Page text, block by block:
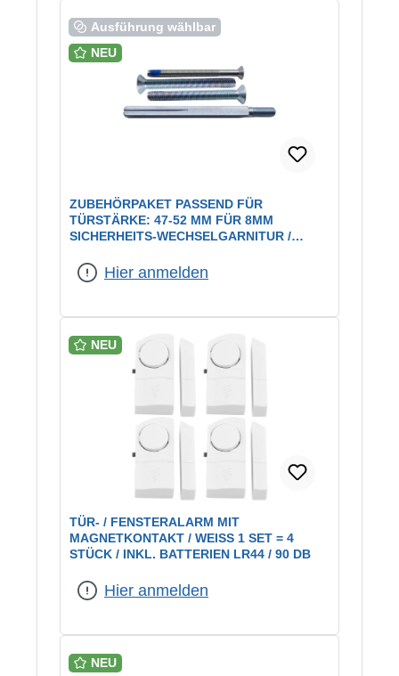
Ausführung wählbar
NEU
ZUBEHÖRPAKET PASSEND FÜR
TÜRSTÄRKE: 47-52 MM FÜR 8MM
SICHERHEITS-WECHSELGARNITUR /
Hier anmelden
NEU
TÜR- / FENSTERALARM MIT
MAGNETKONTAKT / WEISS 1 SET = 4 S
TÜCK / INKL. BATTERIEN LR44 / 90 DB
Hier anmelden
NEU